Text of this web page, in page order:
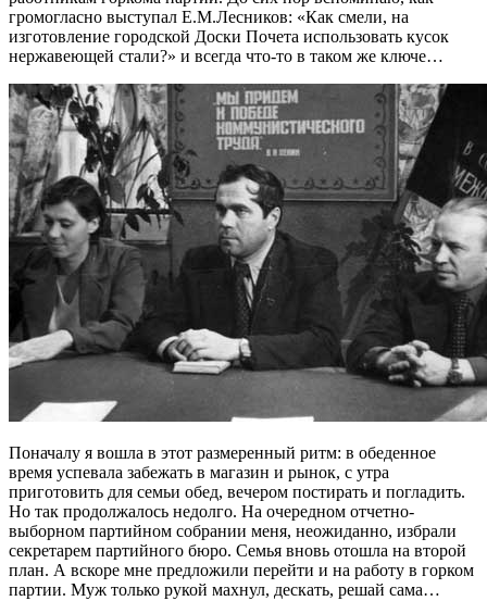
громогласно выступал Е.М.Лесников: «Как смели, на
изготовление городской Доски Почета использовать кусок
нержавеющей стали?» и всегда что-то в таком же ключе…
Поначалу я вошла в этот размеренный ритм: в обеденное
время успевала забежать в магазин и рынок, с утра
приготовить для семьи обед, вечером постирать и погладить.
Но так продолжалось недолго. На очередном отчетно-
выборном партийном собрании меня, неожиданно, избрали
секретарем партийного бюро. Семья вновь отошла на второй
план. А вскоре мне предложили перейти и на работу в горком
партии. Муж только рукой махнул, дескать, решай сама…